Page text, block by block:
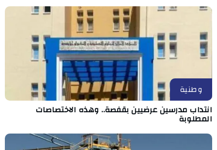
وطنية
انتداب مدرسين عرضيين بقفصة.. وهذه الاختصاصات
المطلوبة